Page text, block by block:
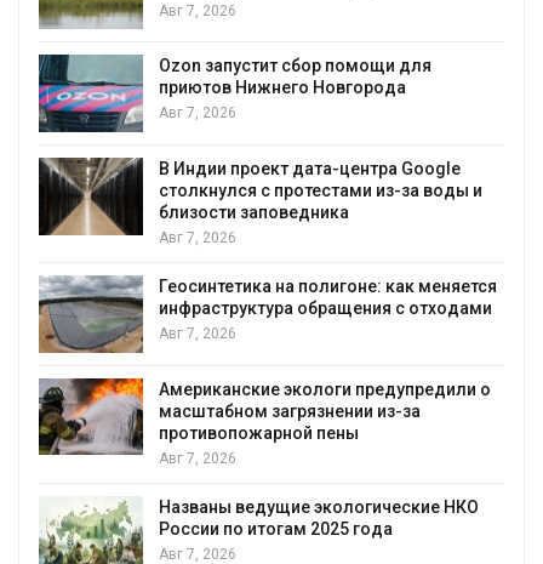
Авг 7, 2026
Ozon запустит сбор помощи для
приютов Нижнего Новгорода
Авг 7, 2026
В Индии проект дата-центра Google
столкнулся с протестами из-за воды и
близости заповедника
Авг 7, 2026
Геосинтетика на полигоне: как меняется
инфраструктура обращения с отходами
Авг 7, 2026
Американские экологи предупредили о
масштабном загрязнении из-за
противопожарной пены
Авг 7, 2026
Названы ведущие экологические НКО
России по итогам 2025 года
Авг 7, 2026